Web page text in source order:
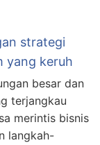
strategi
yang keruh
besar dan
terjangkau
merintis bisnis
langkah-